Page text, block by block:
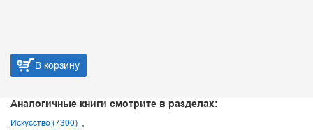
В корзину
Аналогичные книги смотрите в разделах:
Искусство (7300)